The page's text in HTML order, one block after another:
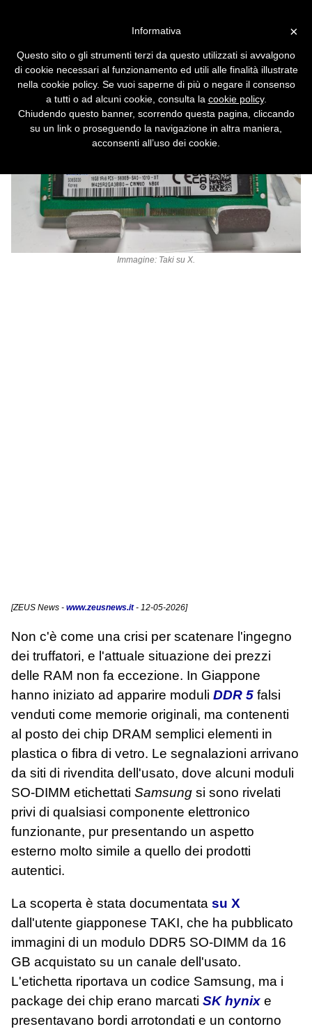
DDR 5 false con i chip in fibra
di vetro
Immagine: Taki su X.
[ZEUS News - www.zeusnews.it- 12-05-2026]
Non c'è come una crisi per scatenare l'ingegno
dei truffatori, e l'attuale situazione dei prezzi
delle RAM non fa eccezione. In Giappone
hanno iniziato ad apparire moduli DDR 5 falsi
venduti come memorie originali, ma contenenti
al posto dei chip DRAM semplici elementi in
plastica o fibra di vetro. Le segnalazioni arrivano
da siti di rivendita dell'usato, dove alcuni moduli
SO‑DIMM etichettati Samsung si sono rivelati
privi di qualsiasi componente elettronico
funzionante, pur presentando un aspetto
esterno molto simile a quello dei prodotti
autentici.
La scoperta è stata documentata su X
dall'utente giapponese TAKI, che ha pubblicato
immagini di un modulo DDR5 SO‑DIMM da 16
GB acquistato su un canale dell'usato.
L'etichetta riportava un codice Samsung, ma i
package dei chip erano marcati SK hynix e
presentavano bordi arrotondati e un contorno
×
Informativa
Questo sito o gli strumenti terzi da questo utilizzati si avvalgono
di cookie necessari al funzionamento ed utili alle finalità illustrate
nella cookie policy. Se vuoi saperne di più o negare il consenso
a tutti o ad alcuni cookie, consulta la cookie policy.
Chiudendo questo banner, scorrendo questa pagina, cliccando
su un link o proseguendo la navigazione in altra maniera,
acconsenti all’uso dei cookie.